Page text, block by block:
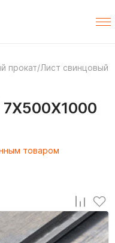
прокат/Лист свинцовый
товаром